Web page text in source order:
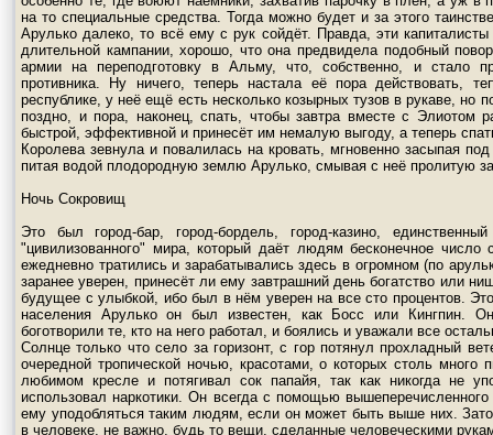
на то специальные средства. Тогда можно будет и за этого
Арулько далеко, то всё ему с рук сойдёт. Правда, эти капиталисты
длительной кампании, хорошо, что она предвидела подобный
армии на переподготовку в Альму, что, собственно, и стало
противника. Ну ничего, теперь настала её пора действовать,
республике, у неё ещё есть несколько козырных тузов в рукаве,
поздно, и пора, наконец, спать, чтобы завтра вместе с Элиотом
быстрой, эффективной и принесёт им немалую выгоду, а теперь
Королева зевнула и повалилась на кровать, мгновенно засыпая
питая водой плодородную землю Арулько, смывая с неё пролитую
Ночь Сокровищ
Это был город-бар, город-бордель, город-казино,
"цивилизованного" мира, который даёт людям бесконечное
ежедневно тратились и зарабатывались здесь в огромном (по
заранее уверен, принесёт ли ему завтрашний день богатство или
будущее с улыбкой, ибо был в нём уверен на все сто процентов.
населения Арулько он был известен, как Босс или Кингпин.
боготворили те, кто на него работал, и боялись и уважали все
Солнце только что село за горизонт, с гор потянул прохладный
очередной тропической ночью, красотами, о которых столь
любимом кресле и потягивал сок папайя, так как никогда не
использовал наркотики. Он всегда с помощью
ему уподобляться таким людям, если он может быть выше них.
в человеке, не важно, будь то вещи, сделанные человеческими